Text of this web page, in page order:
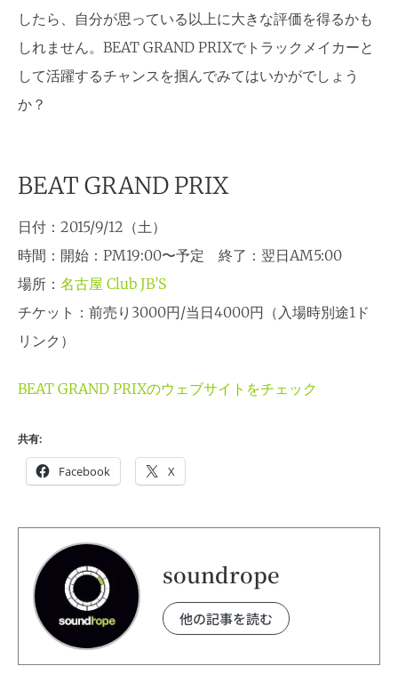
したら、自分が思っている以上に大きな評価を得るかも
しれません。BEAT GRAND PRIXでトラックメイカーと
して活躍するチャンスを掴んでみてはいかがでしょう
か？
BEAT GRAND PRIX
日付：2015/9/12（土）
時間：開始：PM19:00〜予定 終了：翌日AM5:00
場所： 名古屋 Club JB’S
チケット：前売り3000円/当日4000円（入場時別途1ド
リンク）
BEAT GRAND PRIXのウェブサイトをチェック
共有:
Facebook X
soundrope
他の記事を読む